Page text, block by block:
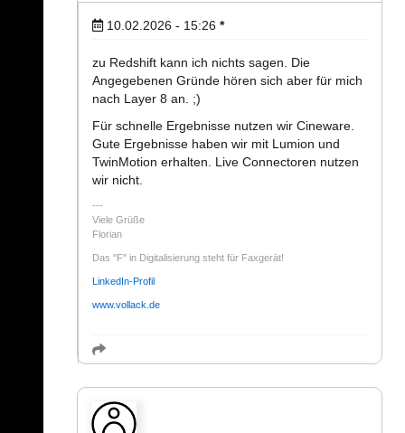
10.02.2026 - 15:26 *
zu Redshift kann ich nichts sagen. Die
Angegebenen Gründe hören sich aber für mich
nach Layer 8 an. ;)
Für schnelle Ergebnisse nutzen wir Cineware.
Gute Ergebnisse haben wir mit Lumion und
TwinMotion erhalten. Live Connectoren nutzen
wir nicht.
Viele Grüße
Florian
Das "F" in Digitalisierung steht für Faxgerät!
LinkedIn-Profil
www.vollack.de